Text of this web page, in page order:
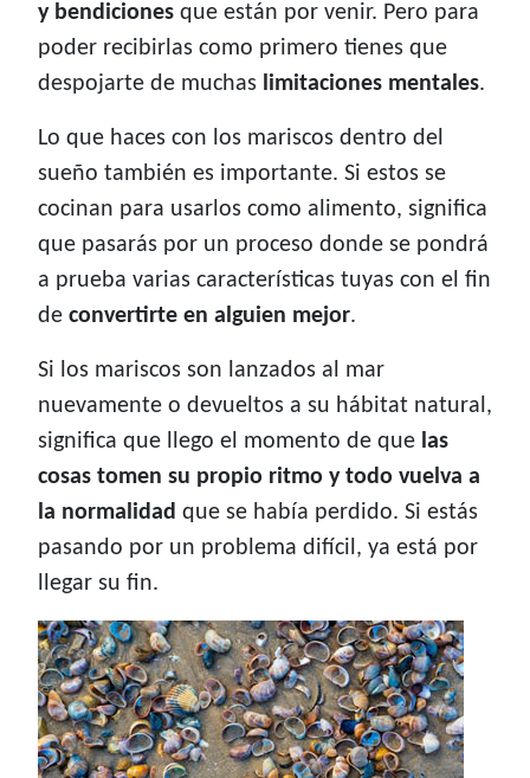
y bendiciones que están por venir. Pero para
poder recibirlas como primero tienes que
despojarte de muchas limitaciones mentales.
Lo que haces con los mariscos dentro del
sueño también es importante. Si estos se
cocinan para usarlos como alimento, significa
que pasarás por un proceso donde se pondrá
a prueba varias características tuyas con el fin
de convertirte en alguien mejor.
Si los mariscos son lanzados al mar
nuevamente o devueltos a su hábitat natural,
significa que llego el momento de que las
cosas tomen su propio ritmo y todo vuelva a
la normalidad que se había perdido. Si estás
pasando por un problema difícil, ya está por
llegar su fin.